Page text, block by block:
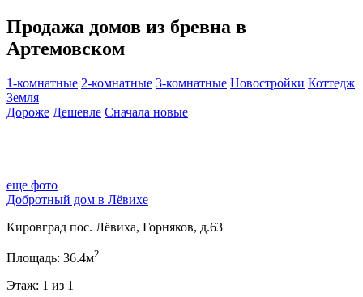
Продажа домов из бревна в
Артемовском
1-комнатные 2-комнатные 3-комнатные Новостройки Коттедж
Земля
Дороже Дешевле Сначала новые
еще фото
Добротный дом в Лёвихе
Кировград пос. Лёвиха, Горняков, д.63
Площадь: 36.4м2
Этаж: 1 из 1